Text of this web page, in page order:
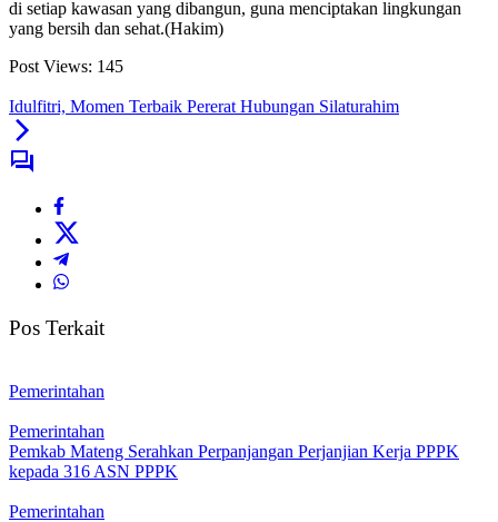
di setiap kawasan yang dibangun, guna menciptakan lingkungan
yang bersih dan sehat.(Hakim)
Post Views: 145
Idulfitri, Momen Terbaik Pererat Hubungan Silaturahim
Pos Terkait
Pemerintahan
Pemerintahan
Pemkab Mateng Serahkan Perpanjangan Perjanjian Kerja PPPK
kepada 316 ASN PPPK
Pemerintahan